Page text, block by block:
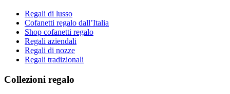
Regali di lusso
Cofanetti regalo dall’Italia
Shop cofanetti regalo
Regali aziendali
Regali di nozze
Regali tradizionali
Collezioni regalo